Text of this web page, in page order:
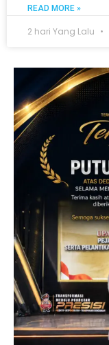
READ MORE »
2 hari Yang Lalu